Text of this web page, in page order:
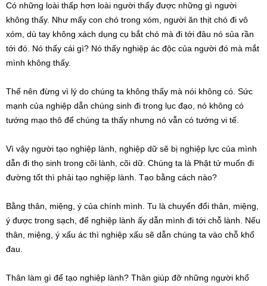
Có những loài thấp hơn loài người thấy được những gì người
không thấy. Như mấy con chó trong xóm, người ăn thịt chó đi vô
xóm, dù tay không xách dụng cụ bắt chó mà đi tới đâu nó sủa rần
tới đó. Nó thấy cái gì? Nó thấy nghiệp ác độc của người đó mà mắt
mình không thấy.
Thế nên đừng vì lý do chúng ta không thấy mà nói không có. Sức
mạnh của nghiệp dẫn chúng sinh đi trong lục đạo, nó không có
tướng mạo thô để chúng ta thấy nhưng nó vẫn có tướng vi tế.
Vì vậy người tạo nghiệp lành, nghiệp dữ sẽ bị nghiệp lực của mình
dẫn đi thọ sinh trong cõi lành, cõi dữ. Chúng ta là Phật tử muốn đi
đường tốt thì phải tạo nghiệp lành. Tạo bằng cách nào?
Bằng thân, miệng, ý của chính mình. Tu là chuyển đổi thân, miệng,
ý được trong sạch, để nghiệp lành ấy dẫn mình đi tới chỗ lành. Nếu
thân, miệng, ý xấu ác thì nghiệp xấu sẽ dẫn chúng ta vào chỗ khổ
đau.
Thân làm gì để tạo nghiệp lành? Thân giúp đỡ những người khổ